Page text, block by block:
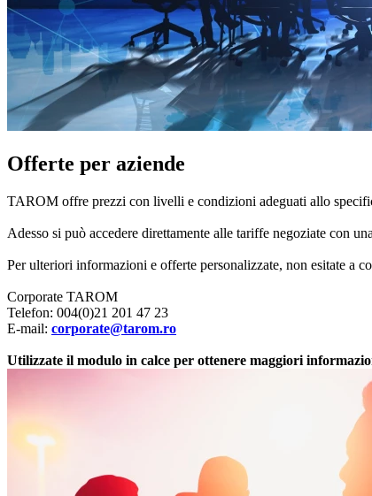
Offerte per aziende
TAROM offre prezzi con livelli e condizioni adeguati allo
Adesso si può accedere direttamente alle tariffe negoziate con
Per ulteriori informazioni e offerte personalizzate, non esitate a
Corporate TAROM
Telefon: 004(0)21 201 47 23
E-mail: corporate@tarom.ro
Utilizzate il modulo in calce per ottenere maggiori